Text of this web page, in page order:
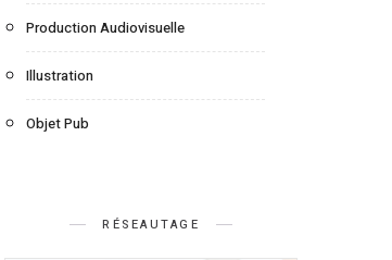
Production Audiovisuelle
Illustration
Objet Pub
RÉSEAUTAGE